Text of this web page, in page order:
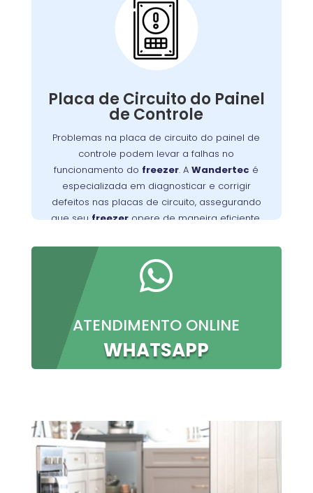
Placa de Circuito do Painel
de Controle
Problemas na placa de circuito do painel de
controle podem levar a falhas no
funcionamento do freezer. AWandertec é
especializada em diagnosticar e corrigir
defeitos nas placas de circuito, assegurando
que seufreezeropere de maneira eficiente.
Problemas com a
Placa de Circuito do
Painel de Controle:
A placa de circuito do painel de controle
gerencia as funções do
freezer
Defeitos nessa
placa podem resultar em problemas com o
controle de temperatura e outros mau
funcionamentos
. Os técnicos da
Wandertec
no Campo de Santana são especializados em
identificar e corrigir falhas nas placas de
circuito, garantindo que seu
freezer
opere de
forma confiável e eficiente.

ATENDIMENTO ONLINE
WHATSAPP